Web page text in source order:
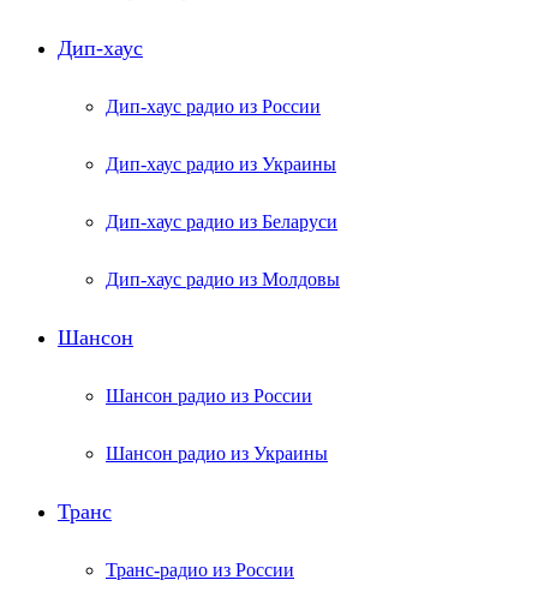
Дип-хаус
Дип-хаус радио из России
Дип-хаус радио из Украины
Дип-хаус радио из Беларуси
Дип-хаус радио из Молдовы
Шансон
Шансон радио из России
Шансон радио из Украины
Транс
Транс-радио из России